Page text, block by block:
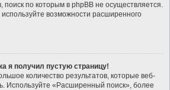
поиск по которым в phpBB не осуществляется.
возможности расширенного
я получил пустую страницу!
количество результатов, которые веб-
Используйте «Расширенный поиск», более